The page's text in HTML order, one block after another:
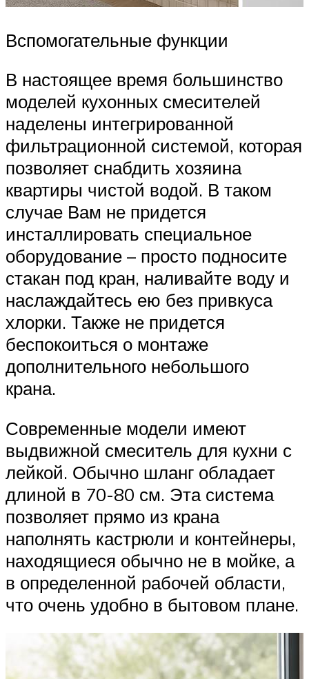
Вспомогательные функции
В настоящее время большинство
моделей кухонных смесителей
наделены интегрированной
фильтрационной системой, которая
позволяет снабдить хозяина
квартиры чистой водой. В таком
случае Вам не придется
инсталлировать специальное
оборудование – просто подносите
стакан под кран, наливайте воду и
наслаждайтесь ею без привкуса
хлорки. Также не придется
беспокоиться о монтаже
дополнительного небольшого
крана.
Современные модели имеют
выдвижной смеситель для кухни с
лейкой. Обычно шланг обладает
длиной в 70-80 см. Эта система
позволяет прямо из крана
наполнять кастрюли и контейнеры,
находящиеся обычно не в мойке, а
в определенной рабочей области,
что очень удобно в бытовом плане.